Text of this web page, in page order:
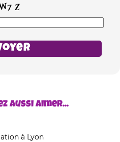
aussi aimer...
à Lyon